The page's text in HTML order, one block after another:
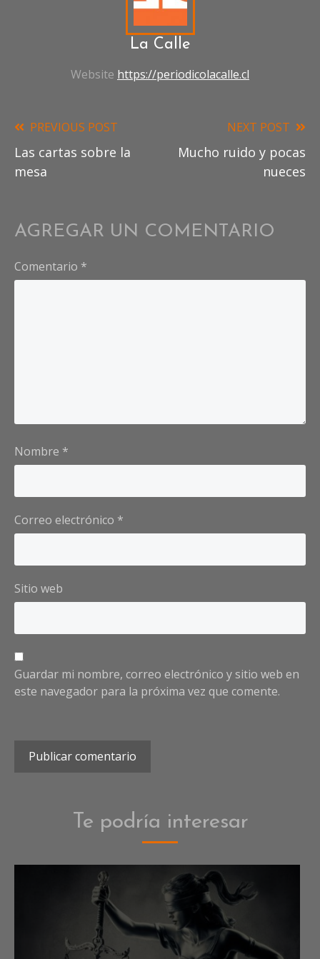
La Calle
Website https://periodicolacalle.cl
Read
more
PREVIOUS POST
Las cartas sobre la
mesa
NEXT POST
Mucho ruido y pocas
nueces
AGREGAR UN COMENTARIO
Comentario *
Nombre *
Correo electrónico *
Sitio web
Guardar mi nombre, correo electrónico y sitio web en
este navegador para la próxima vez que comente.
Te podría interesar